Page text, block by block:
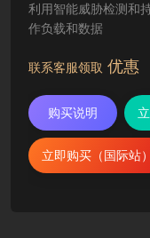
利用智能威胁检测和
作负载和数据
联系客服领取 优惠
购买说明
立即购买（国际站）